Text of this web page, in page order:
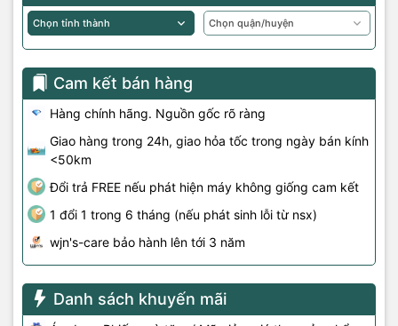
Cam kết bán hàng
Hàng chính hãng. Nguồn gốc rõ ràng
Giao hàng trong 24h, giao hỏa tốc trong ngày bán kính
<50km
Đổi trả FREE nếu phát hiện máy không giống cam kết
1 đổi 1 trong 6 tháng (nếu phát sinh lỗi từ nsx)
wjn's-care bảo hành lên tới 3 năm
Danh sách khuyến mãi